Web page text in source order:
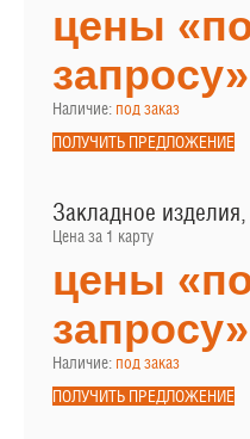
цены
запросу»
Наличие: под заказ
ПОЛУЧИТЬ ПРЕДЛОЖЕНИЕ
Закладное
Цена за 1 карту
цены
запросу»
Наличие: под заказ
ПОЛУЧИТЬ ПРЕДЛОЖЕНИЕ